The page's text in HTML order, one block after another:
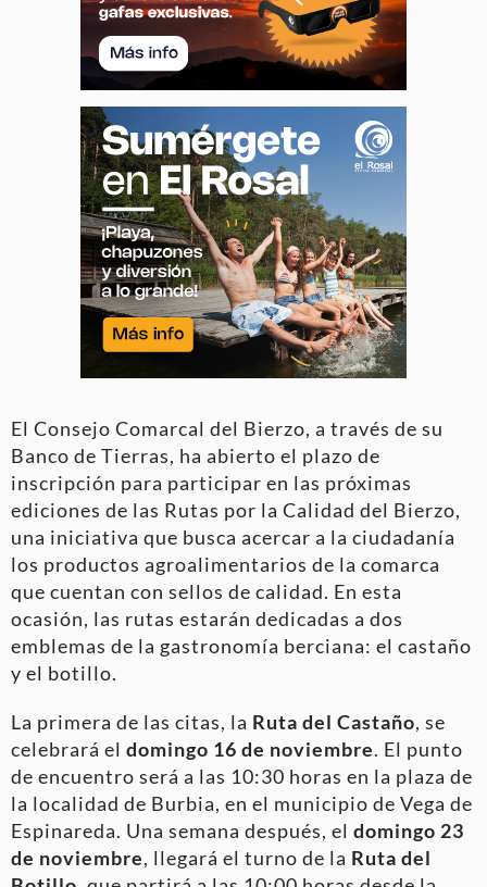
El Consejo Comarcal del Bierzo, a través de su
Banco de Tierras, ha abierto el plazo de
inscripción para participar en las próximas
ediciones de las Rutas por la Calidad del Bierzo,
una iniciativa que busca acercar a la ciudadanía
los productos agroalimentarios de la comarca
que cuentan con sellos de calidad. En esta
ocasión, las rutas estarán dedicadas a dos
emblemas de la gastronomía berciana: el castaño
y el botillo.
La primera de las citas, la Ruta del Castaño, se
celebrará el domingo 16 de noviembre. El punto
de encuentro será a las 10:30 horas en la plaza de
la localidad de Burbia, en el municipio de Vega de
Espinareda. Una semana después, el domingo 23
de noviembre, llegará el turno de la Ruta del